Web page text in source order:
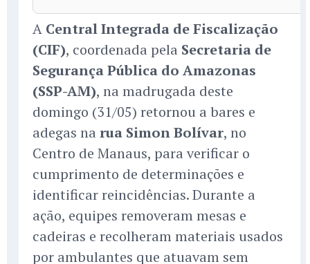
A Central Integrada de Fiscalização
(CIF), coordenada pela Secretaria de
Segurança Pública do Amazonas
(SSP-AM), na madrugada deste
domingo (31/05) retornou a bares e
adegas na rua Simon Bolívar, no
Centro de Manaus, para verificar o
cumprimento de determinações e
identificar reincidências. Durante a
ação, equipes removeram mesas e
cadeiras e recolheram materiais usados
por ambulantes que atuavam sem